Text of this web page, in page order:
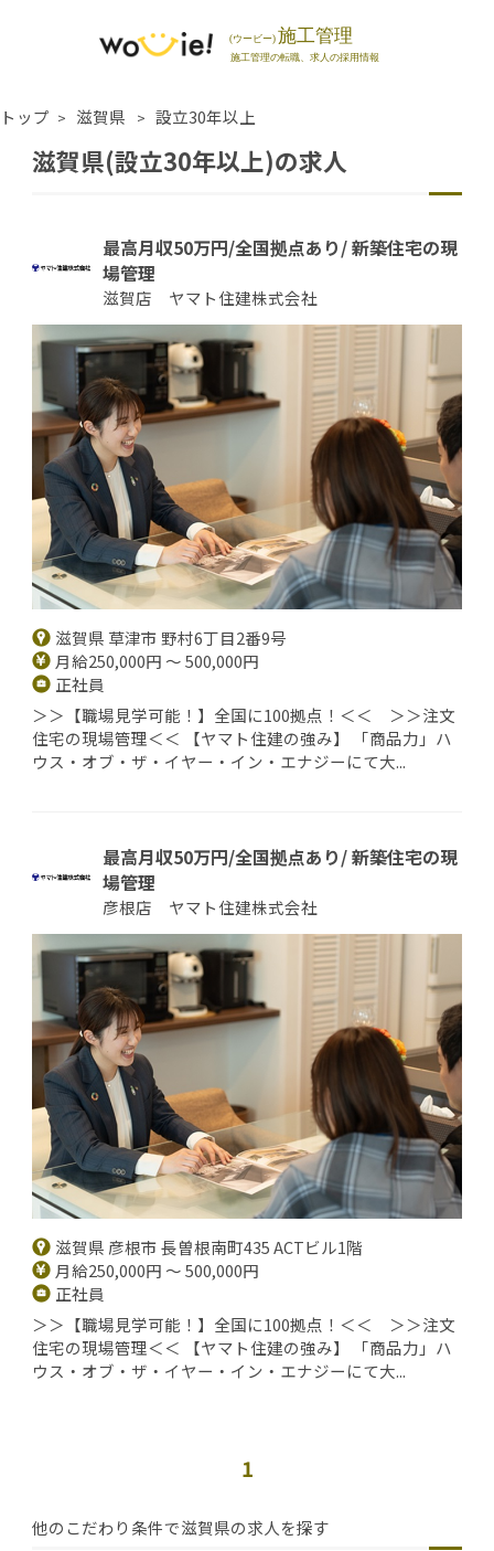
トップ 滋賀県 設立30年以上
滋賀県(設立30年以上)の求人
最高月収50万円/全国拠点あり/ 新築住宅の現
場管理
滋賀店 ヤマト住建株式会社
滋賀県 草津市 野村6丁目2番9号
月給250,000円 ～ 500,000円
正社員
＞＞【職場見学可能！】全国に100拠点！＜＜ ＞＞注文
住宅の現場管理＜＜ 【ヤマト住建の強み】 「商品力」ハ
ウス・オブ・ザ・イヤー・イン・エナジーにて大...
最高月収50万円/全国拠点あり/ 新築住宅の現
場管理
彦根店 ヤマト住建株式会社
滋賀県 彦根市 長曽根南町435 ACTビル1階
月給250,000円 ～ 500,000円
正社員
＞＞【職場見学可能！】全国に100拠点！＜＜ ＞＞注文
住宅の現場管理＜＜ 【ヤマト住建の強み】 「商品力」ハ
ウス・オブ・ザ・イヤー・イン・エナジーにて大...
1
他のこだわり条件で滋賀県の求人を探す